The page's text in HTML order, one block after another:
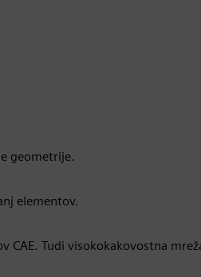
geometrije.
elementov.
CAE. Tudi visokokakovostna